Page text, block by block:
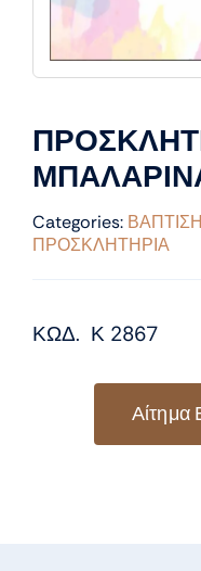
Categories:
ΠΡΟΣΚΛΗΤΗΡΙΑ
ΚΩΔ. Κ 2867
Αίτημα